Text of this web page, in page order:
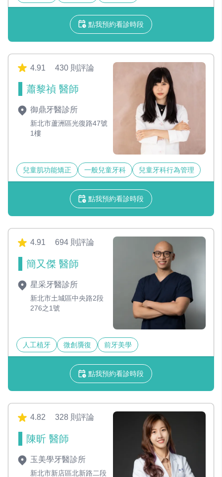
點我預約看診時段
4.91 430 則評論
蕭黎禎 醫師
御鼎牙醫診所
新北市蘆洲區光復路47號
1樓
兒童肌功能矯正 一般兒童牙科 兒童牙科行為管理
點我預約看診時段
4.91 694 則評論
簡又傑 醫師
星采牙醫診所
新北市土城區中央路2段
276之1號
人工植牙 微創贗復 前牙美學
點我預約看診時段
4.82 328 則評論
陳昕 醫師
玉美學牙醫診所
新北市新店區北新路二段